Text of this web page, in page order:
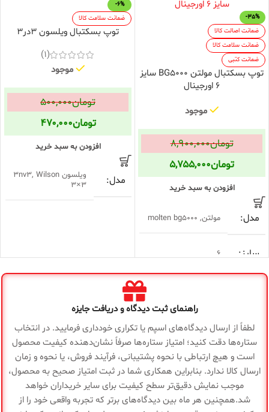
-35%
ضمانت اصالت کالا
ضمانت سلامت کالا
ضمانت کتبی
توپ بسکتبال مولتن BG5000 سایز
6 اورجینال
موجود
تومان۸,۹۰۰,۰۰۰
تومان۵,۷۵۵,۰۰۰
افزودن به سبد خرید
مدل مولتن,
molten bg5000
سایز ۶
جنس
تیوپ
تایوانی 75 گرمی
این توپ مناسب سالن
و با توجه به سرعت و
جهش بالا مناسب
-6%
ضمانت سلامت کالا
توپ بسکتبال ویلسون 3در3
(1)
موجود
تومان۵۰۰,۰۰۰
تومان۴۷۰,۰۰۰
افزودن به سبد خرید
مدل ویلسون 3nv3 , Wilson
3×3
جنس
لاستیکی
جنس
تیوپ
چینی 55 گرمی
کاربرد
مناسب آسفالت محیط
های خارجی (استریت)
وزن 530 گرم
راهنمای ثبت دیدگاه و دریافت جایزه
لطفاً از ارسال دیدگاه‌های اسپم یا تکراری خودداری فرمایید. در انتخاب
ستاره‌ها دقت کنید؛ امتیاز ستاره‌ها صرفاً نشان‌دهنده کیفیت محصول
است و هیچ ارتباطی با نحوه پشتیبانی، فرآیند فروش، یا نحوه و زمان
ارسال کالا ندارد. بنابراین همکاری شما در ثبت امتیاز صحیح به محصول،
موجب نمایش دقیق‌تر سطح کیفیت برای سایر خریداران خواهد
شد.همچنین هر ماه بین دیدگاه‌های برتر که تجربه واقعی خود را از